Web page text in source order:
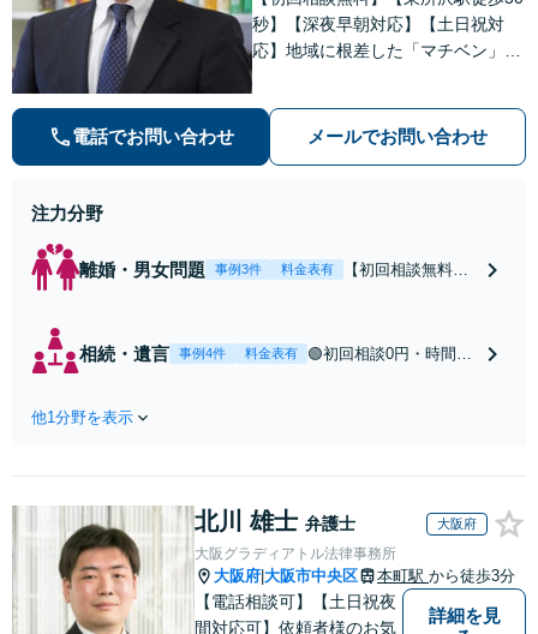
ます。
秒】【深夜早朝対応】【土日祝対
応】地域に根差した「マチベン」と
て出張相談も承ります。リーズナブ
ルな料金体系をご提供しています。
電話でお問い合わせ メールでお問い合わせ
注力分野
離婚・男女問題 事例3件 料金表有
【初回相談無料】
応】中高年離婚／
後腐れがない解決
に向けて、全力を
尽くします。
相続・遺言 事例4件 料金表有
🟢初回相談0円・時間無
求／相続人調査など。
弟、親戚とのトラブル
など幅広く対応。他士
業とも連携可能です
【出張相談可】【東所
沢駅30秒】
他1分野を表示
北川 雄士 弁護士 大阪府
大阪グラディアトル法律事務所
大阪府 大阪市中央区 本町駅 から徒歩3分
【電話相談可】【土日祝夜
間対応可】依頼者様のお気
詳細を見